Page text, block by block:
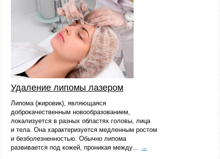
Удаление липомы лазером
Липома (жировик), являющаяся
доброкачественным новообразованием,
локализуется в разных областях головы, лица
и тела. Она характеризуется медленным ростом
и безболезненностью. Обычно липома
развивается под кожей, проникая между…
→